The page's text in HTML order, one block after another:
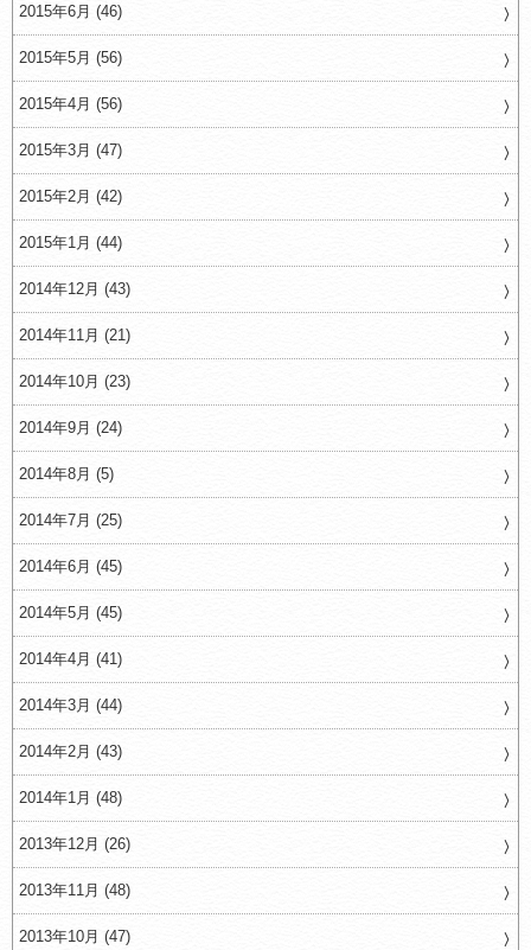
2015年6月 (46)
2015年5月 (56)
2015年4月 (56)
2015年3月 (47)
2015年2月 (42)
2015年1月 (44)
2014年12月 (43)
2014年11月 (21)
2014年10月 (23)
2014年9月 (24)
2014年8月 (5)
2014年7月 (25)
2014年6月 (45)
2014年5月 (45)
2014年4月 (41)
2014年3月 (44)
2014年2月 (43)
2014年1月 (48)
2013年12月 (26)
2013年11月 (48)
2013年10月 (47)